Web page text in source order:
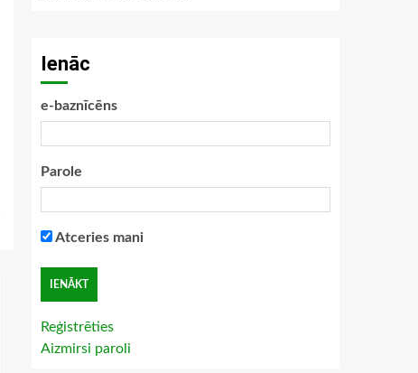
Ienāc
e-baznīcēns
Parole
Atceries mani
Reģistrēties
Aizmirsi paroli